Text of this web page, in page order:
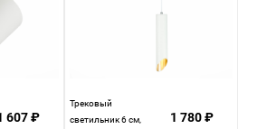
607 ₽
Трековый
светильник 6 см,
1 780 ₽